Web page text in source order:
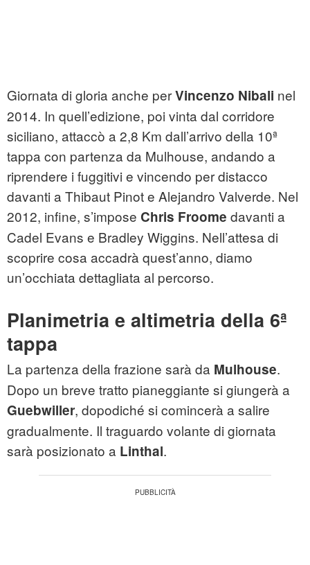
Giornata di gloria anche perVincenzo Nibali nel
2014. In quell’edizione, poi vinta dal corridore
siciliano, attaccò a 2,8 Km dall’arrivo della 10ª
tappa con partenza da Mulhouse, andando a
riprendere i fuggitivi e vincendo per distacco
davanti a Thibaut Pinot e Alejandro Valverde. Nel
2012, infine, s’impose Chris Froome davanti a
Cadel Evans e Bradley Wiggins. Nell’attesa di
scoprire cosa accadrà quest’anno, diamo
un’occhiata dettagliata al percorso.
Planimetria e altimetria della 6ª
tappa
La partenza della frazione sarà da Mulhouse.
Dopo un breve tratto pianeggiante si giungerà a
Guebwiller, dopodiché si comincerà a salire
gradualmente. Il traguardo volante di giornata
sarà posizionato a Linthal.